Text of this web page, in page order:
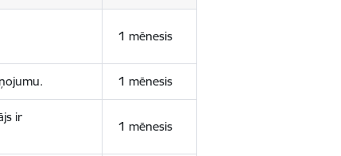
1 mēnesis
1 mēnesis
ir
1 mēnesis